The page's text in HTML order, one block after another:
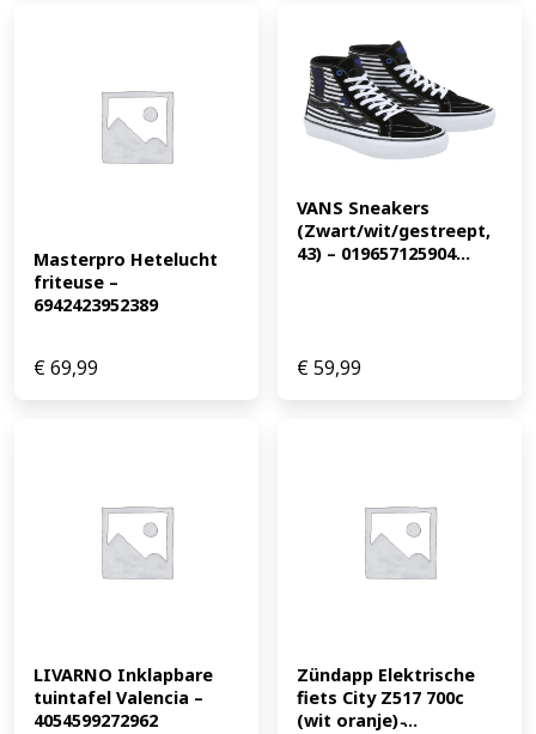
Masterpro Hetelucht
friteuse –
6942423952389
€69,99
VANS Sneakers
(Zwart/wit/gestreept,
43) – 019657125904...
€59,99
LIVARNO Inklapbare
tuintafel Valencia –
4054599272962
Zündapp Elektrische
fiets City Z517 700c
(wit oranje) ̵...